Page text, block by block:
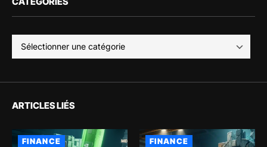
ARTICLES LIÉS
FINANCE FINANCE